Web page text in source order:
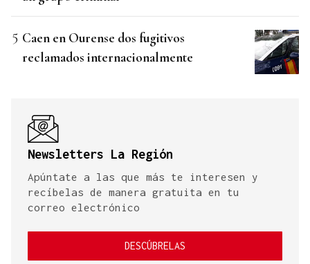
Caen en Ourense dos fugitivos
reclamados internacionalmente
Newsletters La Región
Apúntate a las que más te interesen y
recíbelas de manera gratuita en tu
correo electrónico
DESCÚBRELAS